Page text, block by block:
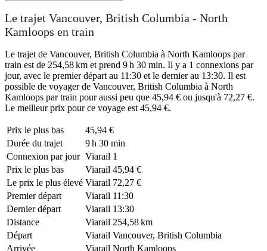
Le trajet Vancouver, British Columbia - North
Kamloops en train
Le trajet de Vancouver, British Columbia à North Kamloops par
train est de 254,58 km et prend 9 h 30 min. Il y a 1 connexions par
jour, avec le premier départ au 11:30 et le dernier au 13:30. Il est
possible de voyager de Vancouver, British Columbia à North
Kamloops par train pour aussi peu que 45,94 € ou jusqu'à 72,27 €.
Le meilleur prix pour ce voyage est 45,94 €.
Prix ​​le plus bas
45,94 €
Durée du trajet
9 h 30 min
Connexion par jour Viarail 1
Prix ​​le plus bas
Viarail 45,94 €
Le prix le plus élevé Viarail 72,27 €
Premier départ
Viarail 11:30
Dernier départ
Viarail 13:30
Distance
Viarail 254,58 km
Départ
Viarail Vancouver, British Columbia
Arrivée
Viarail North Kamloops